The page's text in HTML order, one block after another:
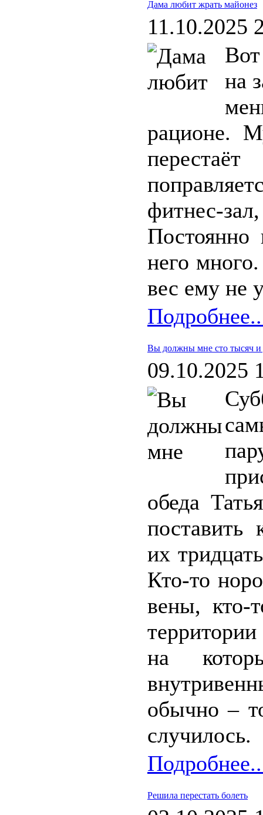
Дама любит жрать майонез
11.10.2025
на
рационе.
фитнес-
Постоянно
него
вес ему не
Вы должны мне сто тысяч и
09.10.2025
обеда
поставить
их
Кто-то
вены, кто-
на
обычно –
случилось.
Решила перестать болеть